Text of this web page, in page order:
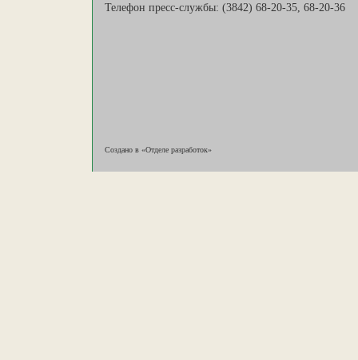
Телефон пресс-службы: (3842) 68-20-35, 68-20-36
Создано в «Отделе разработок»